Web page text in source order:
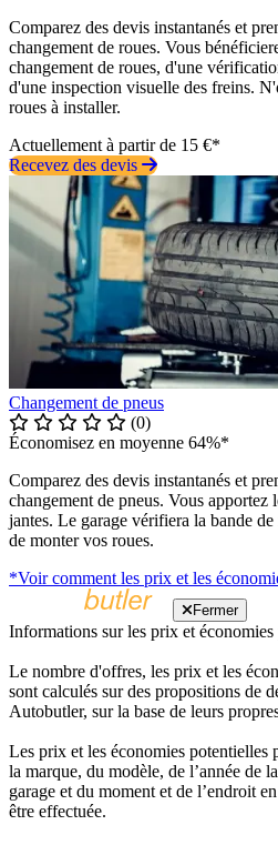
Comparez des devis instantanés et
changement de roues. Vous
changement de roues, d'une
d'une inspection visuelle des freins.
roues à installer.
Actuellement à partir de 15 €*
Recevez des devis
Changement de pneus
(0)
Économisez en moyenne 64%*
Comparez des devis instantanés et
changement de pneus. Vous apportez
jantes. Le garage vérifiera la bande
de monter vos roues.
*Voir comment les prix et les
Fermer
Informations sur les prix et
Le nombre d'offres, les prix et les
sont calculés sur des propositions de
Autobutler, sur la base de leurs
Les prix et les économies potentielles
la marque, du modèle, de l’année de
garage et du moment et de l’endroit
être effectuée.